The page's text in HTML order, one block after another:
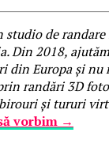
studio de
Din 2018,
din Europa și nu
randări 3D
și tururi
vorbim →